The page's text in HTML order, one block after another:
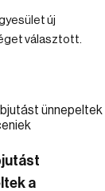
új
választott.
a